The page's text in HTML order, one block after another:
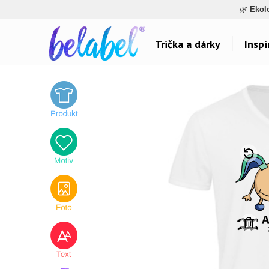
🌿
Trička a dárky
Dárky pro..
Dárky pro maminku
Dárky pro ségru
Dárky pro tátu
Dárky pro bráchu
Dárky pro partnera
Dárky pro partnerku
Autorská grafika